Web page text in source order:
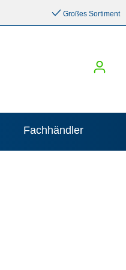
Großes Sortiment
Fachhändler